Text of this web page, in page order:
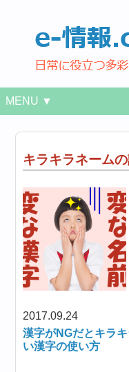
MENU ▼
キラキラネーム
2017.09.24
漢字がNGだとキラ
い漢字の使い方